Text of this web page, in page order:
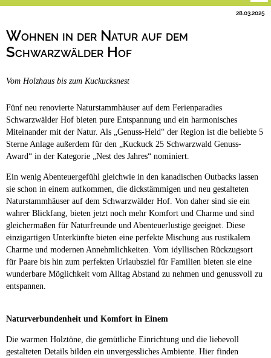
Stadtnah
Ganzjährig geöffnet
Campingplätze
Wohnen in der Natur auf dem
Schwarzwälder Hof
28.03.2025
Vom Holzhaus bis zum Kuckucksnest
Fünf neu renovierte Naturstammhäuser auf dem Ferienparadies
Schwarzwälder Hof bieten pure Entspannung und ein harmonisches
Miteinander mit der Natur. Als „Genuss-Held“ der Region ist die beliebte 5
Sterne Anlage außerdem für den „Kuckuck 25 Schwarzwald Genuss-
Award“ in der Kategorie „Nest des Jahres“ nominiert.
Ein wenig Abenteuergefühl gleichwie in den kanadischen Outbacks lassen
sie schon in einem aufkommen, die dickstämmigen und neu gestalteten
Naturstammhäuser auf dem Schwarzwälder Hof. Von daher sind sie ein
wahrer Blickfang, bieten jetzt noch mehr Komfort und Charme und sind
gleichermaßen für Naturfreunde und Abenteuerlustige geeignet. Diese
einzigartigen Unterkünfte bieten eine perfekte Mischung aus rustikalem
Charme und modernen Annehmlichkeiten. Vom idyllischen Rückzugsort
für Paare bis hin zum perfekten Urlaubsziel für Familien bieten sie eine
wunderbare Möglichkeit vom Alltag Abstand zu nehmen und genussvoll zu
entspannen.
Naturverbundenheit und Komfort in Einem
Die warmen Holztöne, die gemütliche Einrichtung und die liebevoll
gestalteten Details bilden ein unvergessliches Ambiente. Hier finden